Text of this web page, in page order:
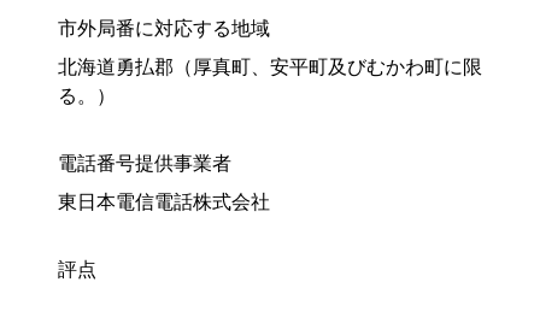
市外局番に対応する地域
北海道勇払郡（厚真町、安平町及びむかわ町に限
る。）
電話番号提供事業者
東日本電信電話株式会社
評点